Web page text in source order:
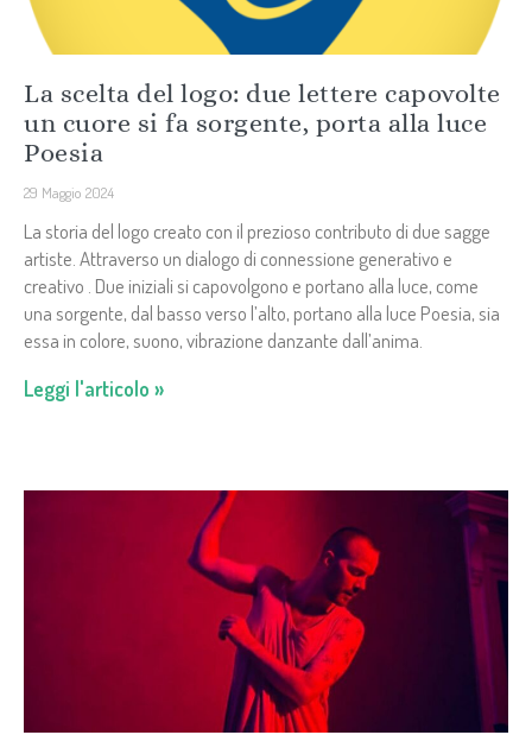
La scelta del logo: due lettere capovolte
un cuore si fa sorgente, porta alla luce
Poesia
29 Maggio 2024
La storia del logo creato con il prezioso contributo di due sagge
artiste. Attraverso un dialogo di connessione generativo e
creativo . Due iniziali si capovolgono e portano alla luce, come
una sorgente, dal basso verso l’alto, portano alla luce Poesia, sia
essa in colore, suono, vibrazione danzante dall’anima.
Leggi l'articolo »